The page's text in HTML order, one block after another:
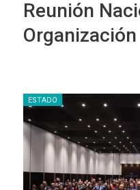
Reunión
Organización
ESTADO